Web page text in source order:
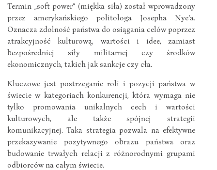
Termin „soft power” (miękka siła) został wprowadzony
przez amerykańskiego politologa Josepha Nye’a.
Oznacza zdolność państwa do osiągania celów poprzez
atrakcyjność kulturową, wartości i idee, zamiast
bezpośredniej siły militarnej czy środków
ekonomicznych, takich jak sankcje czy cła.
Kluczowe jest postrzeganie roli i pozycji państwa w
świecie w kategoriach konkurencji, która wymaga nie
tylko promowania unikalnych cech i wartości
kulturowych, ale także spójnej strategii
komunikacyjnej. Taka strategia pozwala na efektywne
przekazywanie pozytywnego obrazu państwa oraz
budowanie trwałych relacji z różnorodnymi grupami
odbiorców na całym świecie.